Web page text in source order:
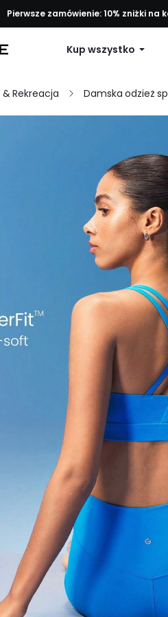
Pierwsze zamówienie: 10% zniżki na
Kup wszystko
& Rekreacja Damska odzież